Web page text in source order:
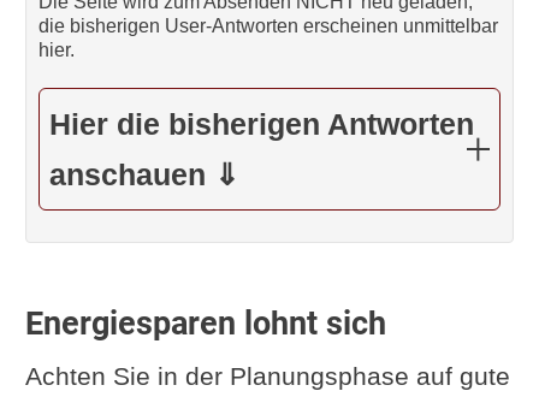
die bisherigen User-Antworten erscheinen unmittelbar
hier.
Hier die bisherigen Antworten
anschauen ⇓
Energiesparen lohnt sich
Achten Sie in der Planungsphase auf gute